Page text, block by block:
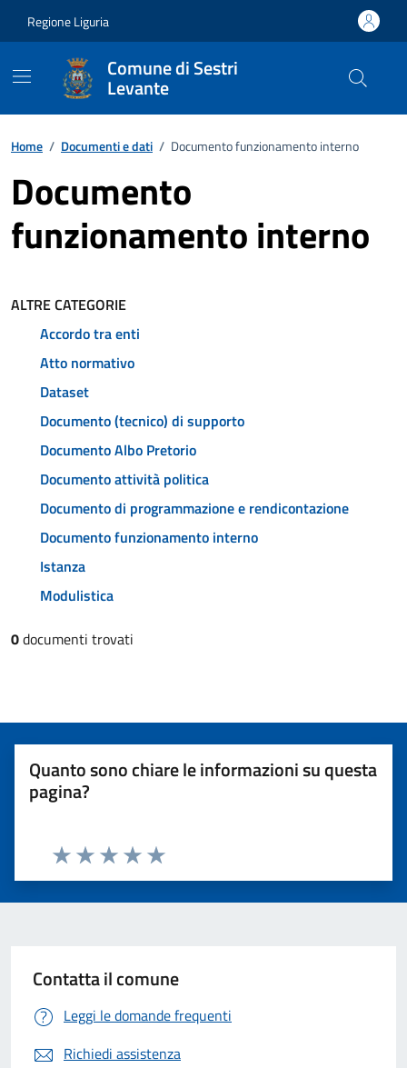
Regione Liguria
Comune di Sestri
Levante
Home / Documenti e dati / Documento funzionamento interno
Documento
funzionamento interno
0documenti trovati
ALTRE CATEGORIE
Accordo tra enti
Atto normativo
Dataset
Documento (tecnico) di supporto
Documento Albo Pretorio
Documento attività politica
Documento di programmazione e rendicontazione
Documento funzionamento interno
Istanza
Modulistica
Quanto sono chiare le informazioni su questa
pagina?
Valuta 5 stelle su 5
Valuta 4 stelle su 5
Valuta 3 stelle su 5
Valuta 2 stelle su 5
Valuta 1 stelle su 5
Contatta il comune
Leggi le domande frequenti
Richiedi assistenza